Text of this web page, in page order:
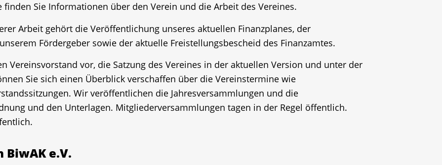
finden Sie Informationen über den Verein und die Arbeit des Vereines.
Arbeit gehört die Veröffentlichung unseres aktuellen Finanzplanes, der
Fördergeber sowie der aktuelle Freistellungsbescheid des Finanzamtes.
Vereinsvorstand vor, die Satzung des Vereines in der aktuellen Version und unter der
Sie sich einen Überblick verschaffen über die Vereinstermine wie
Wir veröffentlichen die Jahresversammlungen und die
und den Unterlagen. Mitgliederversammlungen tagen in der Regel öffentlich.
e.V.